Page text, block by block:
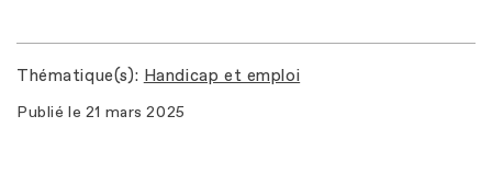
Thématique(s) Handicap et emploi
Publié le 21 mars 2025